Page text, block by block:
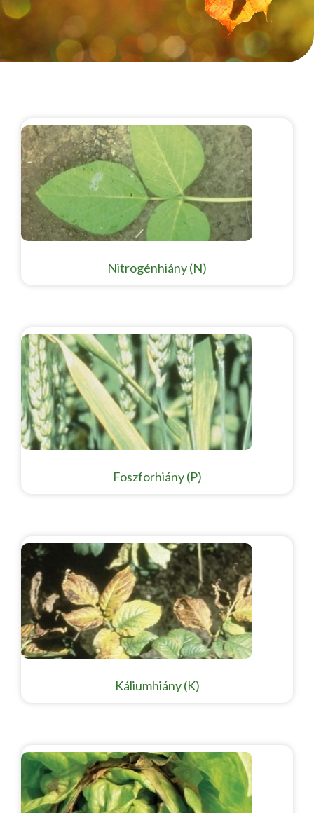
Nitrogénhiány (N)
Foszforhiány (P)
Káliumhiány (K)